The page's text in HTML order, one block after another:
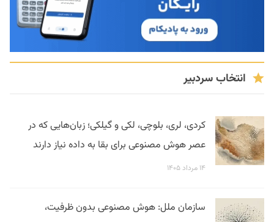
انتخاب سردبیر
کردی، لری، بلوچی، لکی و گیلکی؛ زبان‌هایی که در
عصر هوش مصنوعی برای بقا به داده نیاز دارند
۱۴ مرداد ۱۴۰۵
سازمان ملل: هوش مصنوعی بدون ظرفیت،